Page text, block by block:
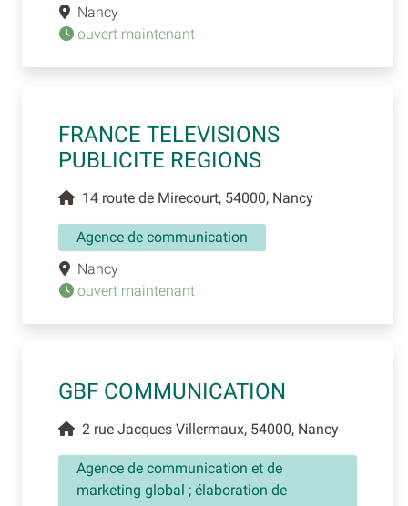
Nancy
ouvert maintenant
FRANCE TELEVISIONS
PUBLICITE REGIONS
14 route de Mirecourt, 54000, Nancy
Agence de communication
Nancy
ouvert maintenant
GBF COMMUNICATION
2 rue Jacques Villermaux, 54000, Nancy
Agence de communication et de
marketing global ; élaboration de